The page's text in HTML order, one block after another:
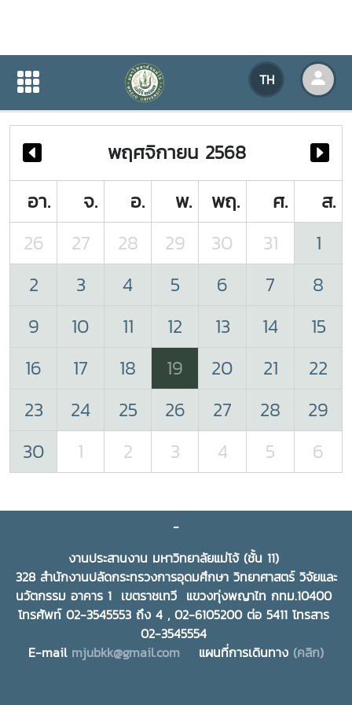
TH
ปฏิทินกิจกรรมของหน่วยงาน
ปฏิทินกิจกรรมของหน่วยงาน
พฤศจิกายน 2568
อา.
จ. อ. พ. พฤ. ศ.
ส.
26
27 28 29 30 31
1
2
3 4 5 6 7
8
9
10 11 12 13 14
15
16
17 18 19 20 21
22
23
24 25 26 27 28
29
30
1 2 3 4 5 6
-
งานประสานงาน มหาวิทยาลัยแม่โจ้ (ชั้น 11)
328 สำนักงานปลัดกระทรวงการอุดมศึกษา วิทยาศาสตร์ วิจัยและ
นวัตกรรม อาคาร 1 เขตราชเทวี แขวงทุ่งพญาไท กทม.10400
โทรศัพท์ 02-3545553 ถึง 4 , 02-6105200 ต่อ 5411 โทรสาร
02-3545554
E-mail mjubkk@gmail.com แผนที่การเดินทาง (คลิก)